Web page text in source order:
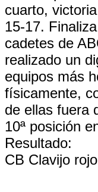
cuarto,
15-17.
cadetes de
realizado un
equipos más
físicamente,
de ellas fuera
10ª posición
Resultado:
CB Clavijo